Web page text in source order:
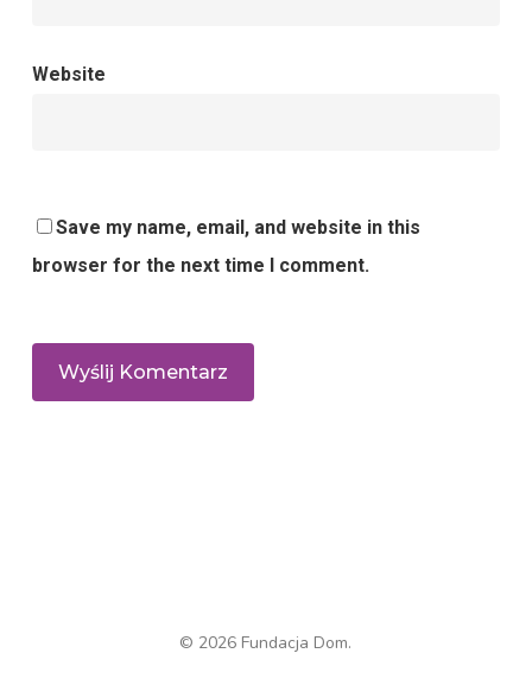
Website
Save my name, email, and website in this
browser for the next time I comment.
© 2026 Fundacja Dom.